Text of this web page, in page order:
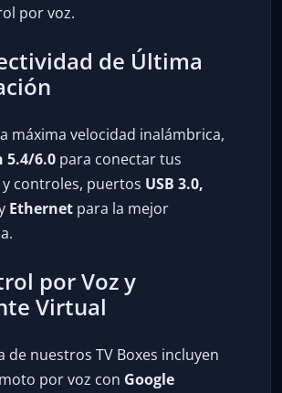
por voz.
de Última
máxima velocidad inalámbrica,
5.4/6.0 para conectar tus
controles, puertos USB 3.0,
Ethernet para la mejor
por Voz y
Virtual
de nuestros TV Boxes incluyen
por voz con Google